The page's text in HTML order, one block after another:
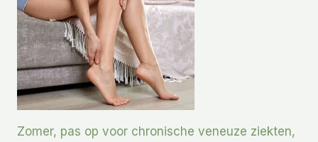
Zomer, pas op voor chronische veneuze ziekten,